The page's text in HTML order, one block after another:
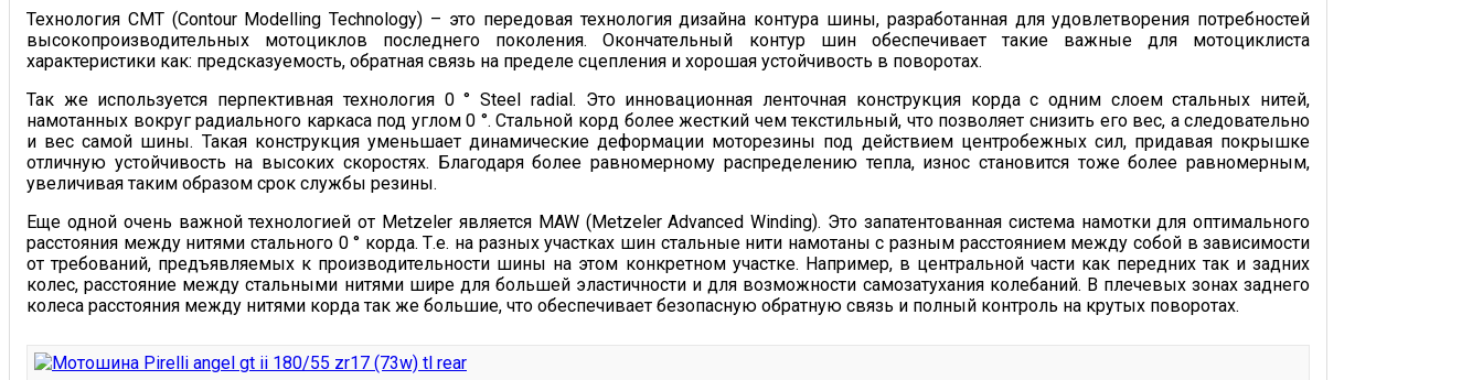
Технология CMT (Contour Modelling Technology) – это передовая технология дизайна контура шины, разработанная для удовлетворения потребностей
высокопроизводительных мотоциклов последнего поколения. Окончательный контур шин обеспечивает такие важные для мотоциклиста
характеристики как: предсказуемость, обратная связь на пределе сцепления и хорошая устойчивость в поворотах.
Так же используется перпективная технология 0 ° Steel radial. Это инновационная ленточная конструкция корда с одним слоем стальных нитей,
намотанных вокруг радиального каркаса под углом 0 °. Стальной корд более жесткий чем текстильный, что позволяет снизить его вес, а следовательно
и вес самой шины. Такая конструкция уменьшает динамические деформации моторезины под действием центробежных сил, придавая покрышке
отличную устойчивость на высоких скоростях. Благодаря более равномерному распределению тепла, износ становится тоже более равномерным,
увеличивая таким образом срок службы резины.
Еще одной очень важной технологией от Metzeler является MAW (Metzeler Advanced Winding). Это запатентованная система намотки для оптимального
расстояния между нитями стального 0 ° корда. Т.е. на разных участках шин стальные нити намотаны с разным расстоянием между собой в зависимости
от требований, предъявляемых к производительности шины на этом конкретном участке. Например, в центральной части как передних так и задних
колес, расстояние между стальными нитями шире для большей эластичности и для возможности самозатухания колебаний. В плечевых зонах заднего
колеса расстояния между нитями корда так же большие, что обеспечивает безопасную обратную связь и полный контроль на крутых поворотах.